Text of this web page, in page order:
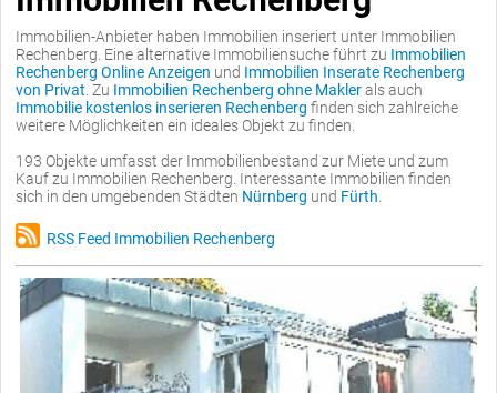
Immobilien-Anbieter haben Immobilien inseriert unter Immobilien
Rechenberg. Eine alternative Immobiliensuche führt zu Immobilien
Rechenberg Online Anzeigen und Immobilien Inserate Rechenberg
von Privat . Zu Immobilien Rechenberg ohne Maklerals auch
Immobilie kostenlos inserieren Rechenberg finden sich zahlreiche
weitere Möglichkeiten ein ideales Objekt zu finden.
193 Objekte umfasst der Immobilienbestand zur Miete und zum
Kauf zu Immobilien Rechenberg. Interessante Immobilien finden
sich in den umgebenden Städten Nürnberg und Fürth
RSS Feed Immobilien Rechenberg